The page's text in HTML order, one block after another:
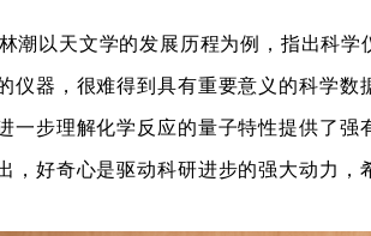
林潮以天文学的发展历程为例，指出科
仪器，很难得到具有重要意义的科学
一步理解化学反应的量子特性提供了强
，好奇心是驱动科研进步的强大动力